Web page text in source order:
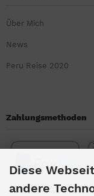
Über Mich
News
Peru Reise 2020
Zahlungsmethoden
Diese
andere